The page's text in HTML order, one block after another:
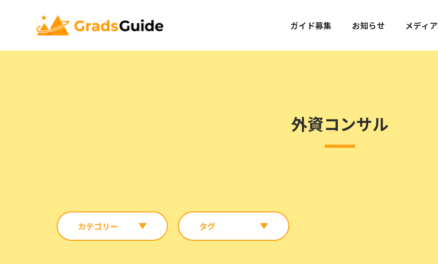
ガイド募集 お知らせ メディア
外資コンサル
カテゴリー タグ